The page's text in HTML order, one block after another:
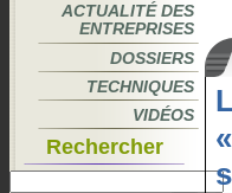
ACTUALITÉ DES
ENTREPRISES
DOSSIERS
TECHNIQUES
VIDÉOS
Rechercher